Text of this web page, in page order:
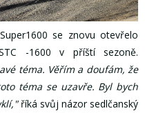
se znovu otevřelo
-1600 v příští sezoně.
téma. Věřím a doufám, že
téma se uzavře. Byl bych
říká svůj názor sedlčanský